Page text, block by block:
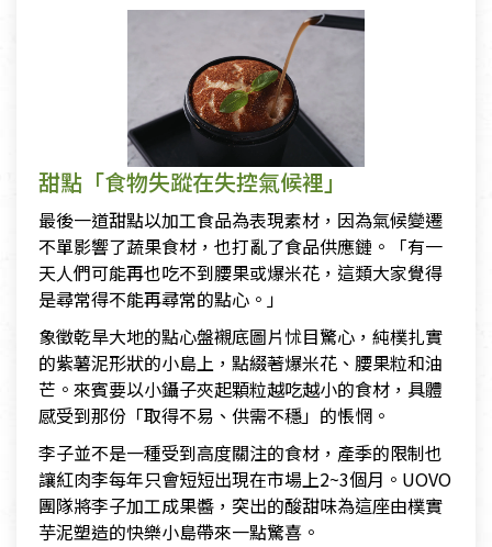
甜點「食物失蹤在失控氣候裡」
最後一道甜點以加工食品為表現素材，因為氣候變遷
不單影響了蔬果食材，也打亂了食品供應鏈。「有一
天人們可能再也吃不到腰果或爆米花，這類大家覺得
是尋常得不能再尋常的點心。」
象徵乾旱大地的點心盤襯底圖片怵目驚心，純樸扎實
的紫薯泥形狀的小島上，點綴著爆米花、腰果粒和油
芒。來賓要以小鑷子夾起顆粒越吃越小的食材，具體
感受到那份「取得不易、供需不穩」的悵惘。
李子並不是一種受到高度關注的食材，產季的限制也
讓紅肉李每年只會短短出現在市場上2~3個月。UOVO
團隊將李子加工成果醬，突出的酸甜味為這座由樸實
芋泥塑造的快樂小島帶來一點驚喜。